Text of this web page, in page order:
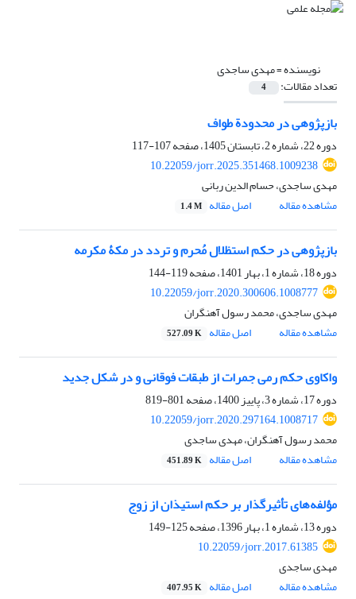
نویسنده =مهدی ساجدی
تعداد مقالات: 4
بازپژوهی در محدودة طواف
دوره 22، شماره 2، تابستان 1405، صفحه
107-117
10.22059/jorr.2025.351468.1009238
مهدی ساجدی، حسام الدین ربانی
مشاهده مقاله
اصل مقاله 1.4 M
بازپژوهی در حکم استظلال مُحرم و تردد در مکۀ مکرمه
دوره 18، شماره 1، بهار 1401، صفحه
119-144
10.22059/jorr.2020.300606.1008777
مهدی ساجدی، محمد رسول آهنگران
مشاهده مقاله
اصل مقاله 527.09 K
واکاوی حکم رمی جمرات از طبقات فوقانی و در شکل جدید
دوره 17، شماره 3، پاییز 1400، صفحه
801-819
10.22059/jorr.2020.297164.1008717
محمد رسول آهنگران، مهدی ساجدی
مشاهده مقاله
اصل مقاله 451.89 K
مؤلفه‌های تأثیرگذار بر حکم استیذان از زوج
دوره 13، شماره 1، بهار 1396، صفحه
125-149
10.22059/jorr.2017.61385
مهدی ساجدی
مشاهده مقاله
اصل مقاله 407.95 K